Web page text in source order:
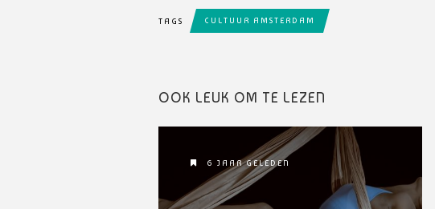
TAGS CULTUUR AMSTERDAM
OOK LEUK OM TE LEZEN
6 JAAR GELEDEN